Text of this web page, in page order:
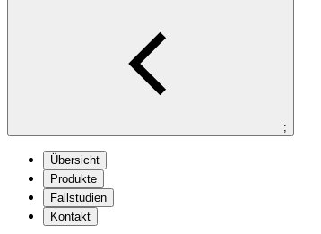
;
Übersicht
Produkte
Fallstudien
Kontakt